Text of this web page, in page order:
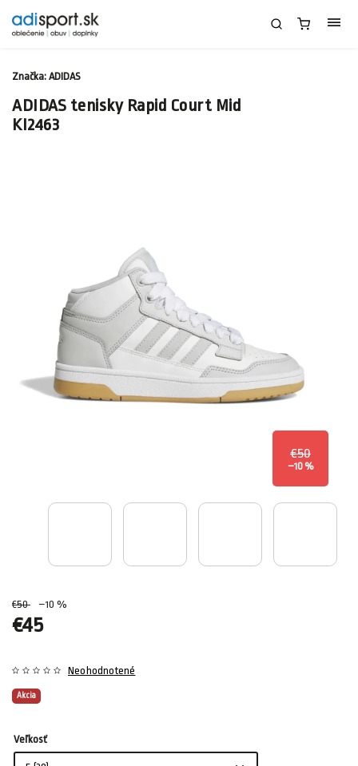
ADIDAS tenisky Rapid Court Mid
KI2463
€50
–10 %
€50 –10 %
€45
Akcia
Neohodnotené
Značka: ADIDAS
Veľkosť